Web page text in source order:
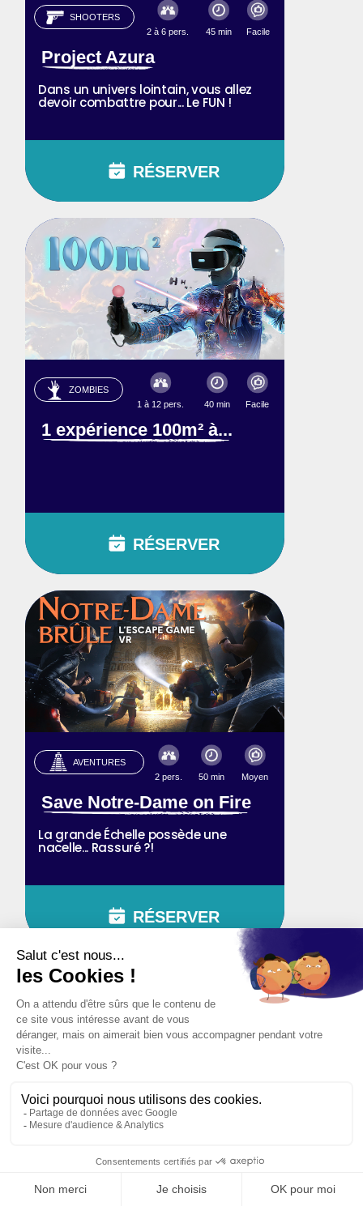
SHOOTERS
2 à 6 pers.
45 min Facile
Project Azura
Dans un univers lointain, vous allez
devoir combattre pour... Le FUN !
RÉSERVER
ZOMBIES
1 à 12 pers.
40 min Facile
1 expérience 100m² à...
RÉSERVER
AVENTURES
2 pers.
50 min Moyen
Save Notre-Dame on Fire
La grande Échelle possède une
nacelle... Rassuré ?!
RÉSERVER